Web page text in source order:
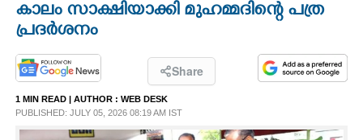
LIFESTYLE
കാലം സാക്ഷിയാക്കി മുഹമ്മദിന്റെ പത്ര
പ്രദർശനം
Share
1 MIN READ | AUTHOR : WEB DESK
PUBLISHED: JULY 05, 2026 08:19 AM IST